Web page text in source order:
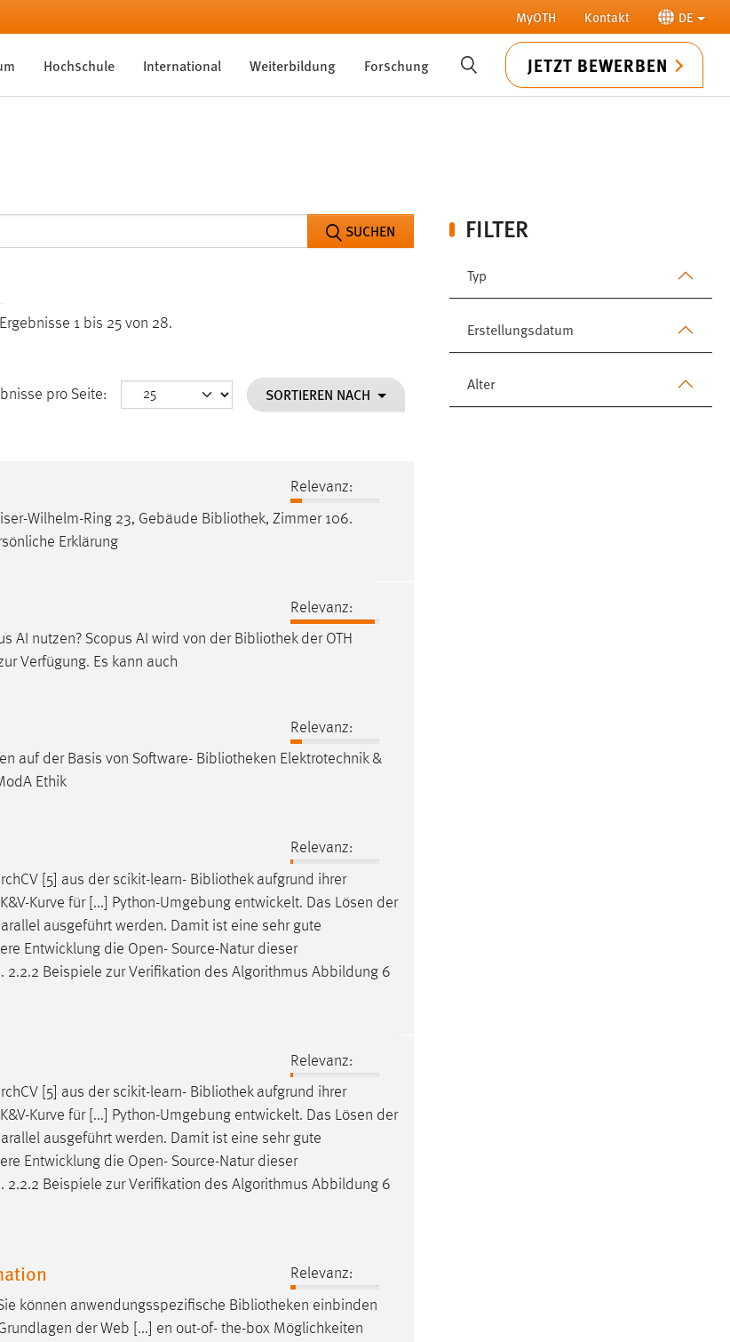
MyOTH Kontakt DE
Hochschule International Weiterbildung Forschung SUCHE JETZT BEWERBEN
FILTER
Typ
Erstellungsdatum
Alter
SUCHEN
1 bis 25 von 28.
pro Seite: SORTIEREN NACH
Relevanz:
Wilhelm-Ring 23, Gebäude Bibliothek, Zimmer 106.
Erklärung
Relevanz:
AI nutzen? Scopus AI wird von der Bibliothekder OTH
Verfügung. Es kann auch
Relevanz:
auf der Basis von Software- Bibliotheken Elektrotechnik &
Ethik
Relevanz:
[5] aus der scikit-learn- Bibliothekaufgrund ihrer
Kurve für [...] Python-Umgebung entwickelt. Das Lösen der
ausgeführt werden. Damit ist eine sehr gute
Entwicklung die Open- Source-Natur dieser
2.2.2 Beispiele zur Verifikation des Algorithmus Abbildung 6
Relevanz:
[5] aus der scikit-learn- Bibliothekaufgrund ihrer
Kurve für [...] Python-Umgebung entwickelt. Das Lösen der
ausgeführt werden. Damit ist eine sehr gute
Entwicklung die Open- Source-Natur dieser
2.2.2 Beispiele zur Verifikation des Algorithmus Abbildung 6
Relevanz:
können anwendungsspezifische Bibliotheken einbinden
der Web [...] en out-of- the-box Möglichkeiten